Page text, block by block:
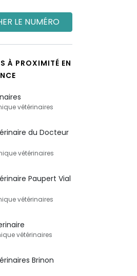
LE NUMÉRO
À PROXIMITÉ EN
vétérinaires
du Docteur
vétérinaires
Paupert Vial
vétérinaires
vétérinaires
Brinon